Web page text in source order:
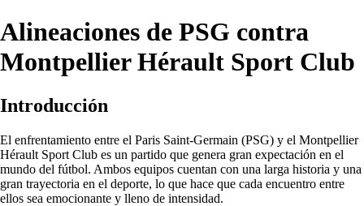
Alineaciones de PSG contra
Montpellier Hérault Sport Club
Introducción
El enfrentamiento entre el Paris Saint-Germain (PSG) y el Montpellier
Hérault Sport Club es un partido que genera gran expectación en el
mundo del fútbol. Ambos equipos cuentan con una larga historia y una
gran trayectoria en el deporte, lo que hace que cada encuentro entre
ellos sea emocionante y lleno de intensidad.